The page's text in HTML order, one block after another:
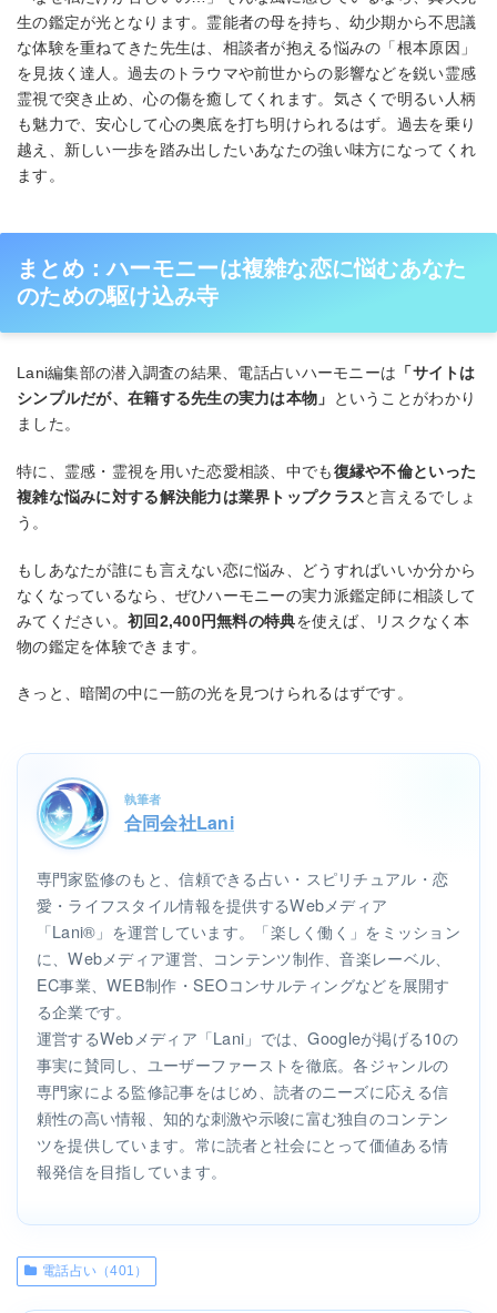
生の鑑定が光となります。霊能者の母を持ち、幼少期から不思議
な体験を重ねてきた先生は、相談者が抱える悩みの「根本原因」
を見抜く達人。過去のトラウマや前世からの影響などを鋭い霊感
霊視で突き止め、心の傷を癒してくれます。気さくで明るい人柄
も魅力で、安心して心の奥底を打ち明けられるはず。過去を乗り
越え、新しい一歩を踏み出したいあなたの強い味方になってくれ
ます。
まとめ：ハーモニーは複雑な恋に悩むあなた
のための駆け込み寺
Lani編集部の潜入調査の結果、電話占いハーモニーは 「サイトは
シンプルだが、在籍する先生の実力は本物」
ということがわかり
ました。
特に、霊感・霊視を用いた恋愛相談、中でも復縁や不倫といった
複雑な悩みに対する解決能力は業界トップクラスと言えるでしょ
う。
もしあなたが誰にも言えない恋に悩み、どうすればいいか分から
なくなっているなら、ぜひハーモニーの実力派鑑定師に相談して
みてください。 初回2,400円無料の特典を使えば、リスクなく本
物の鑑定を体験できます。
きっと、暗闇の中に一筋の光を見つけられるはずです。
執筆者
合同会社Lani
専門家監修のもと、信頼できる占い・スピリチュアル・恋
愛・ライフスタイル情報を提供するWebメディア
「Lani®」を運営しています。「楽しく働く」をミッション
に、Webメディア運営、コンテンツ制作、音楽レーベル、
EC事業、WEB制作・SEOコンサルティングなどを展開す
る企業です。
運営するWebメディア「Lani」では、Googleが掲げる10の
事実に賛同し、ユーザーファーストを徹底。各ジャンルの
専門家による監修記事をはじめ、読者のニーズに応える信
頼性の高い情報、知的な刺激や示唆に富む独自のコンテン
ツを提供しています。常に読者と社会にとって価値ある情
報発信を目指しています。
電話占い（401）